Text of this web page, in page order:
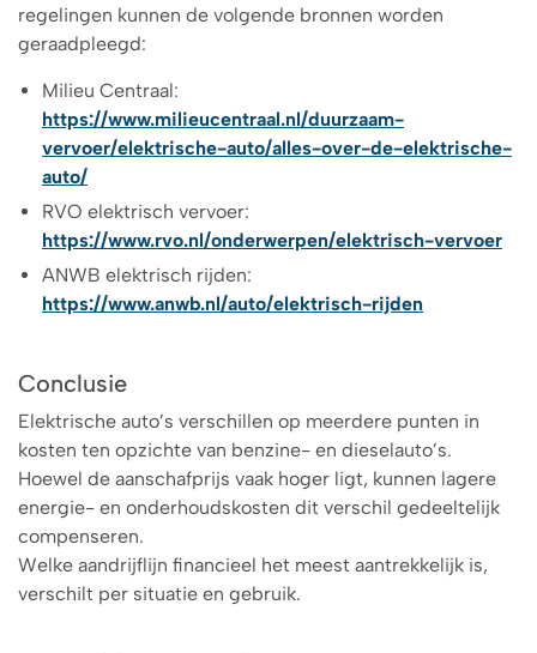
regelingen kunnen de volgende bronnen worden
geraadpleegd:
Milieu Centraal:
https://www.milieucentraal.nl/duurzaam-
vervoer/elektrische-auto/alles-over-de-elektrische-
auto/
RVO elektrisch vervoer:
https://www.rvo.nl/onderwerpen/elektrisch-vervoer
ANWB elektrisch rijden:
https://www.anwb.nl/auto/elektrisch-rijden
Conclusie
Elektrische auto’s verschillen op meerdere punten in
kosten ten opzichte van benzine- en dieselauto’s.
Hoewel de aanschafprijs vaak hoger ligt, kunnen lagere
energie- en onderhoudskosten dit verschil gedeeltelijk
compenseren.
Welke aandrijflijn financieel het meest aantrekkelijk is,
verschilt per situatie en gebruik.